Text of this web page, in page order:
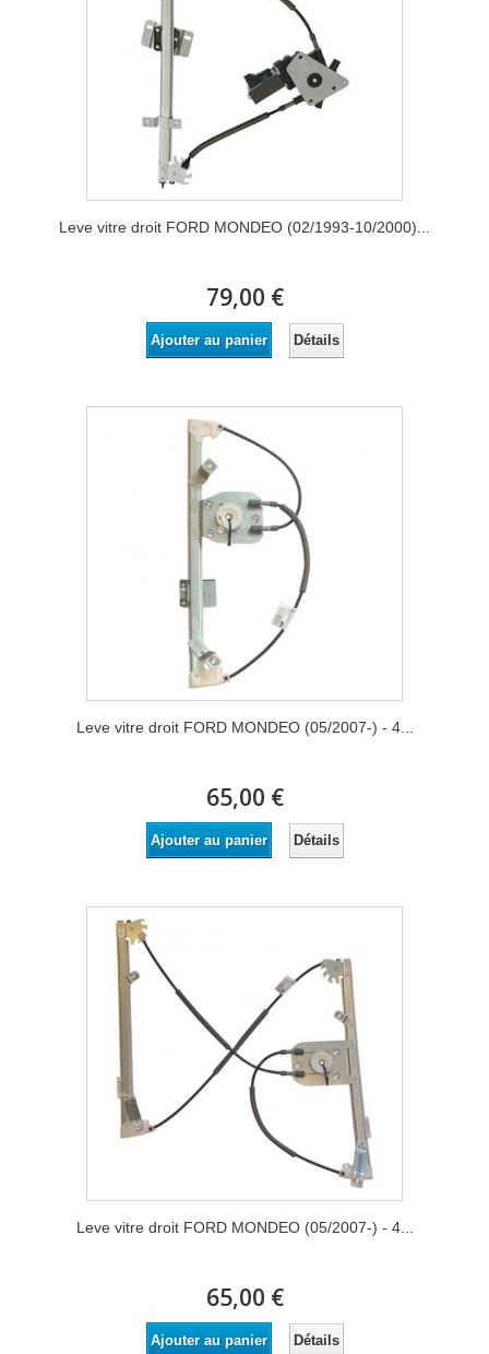
Leve vitre droit FORD MONDEO (02/1993-10/2000)...
79,00 €
Ajouter au panier Détails
Leve vitre droit FORD MONDEO (05/2007-) - 4...
65,00 €
Ajouter au panier Détails
Leve vitre droit FORD MONDEO (05/2007-) - 4...
65,00 €
Ajouter au panier Détails